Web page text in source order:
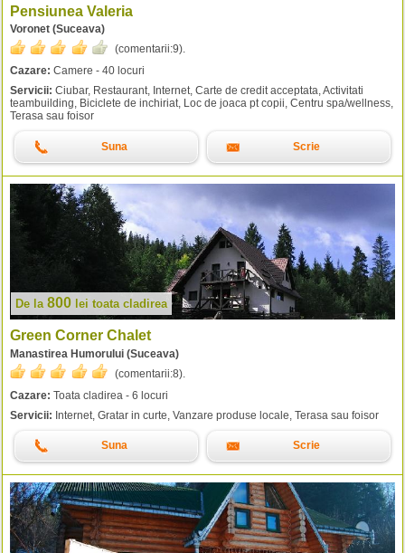
Pensiunea Valeria
Voronet (Suceava)
(comentarii:9).
Cazare: Camere - 40 locuri
Servicii: Ciubar, Restaurant, Internet, Carte de credit acceptata, Activitati
teambuilding, Biciclete de inchiriat, Loc de joaca pt copii, Centru spa/wellness,
Terasa sau foisor
Suna Scrie
De la 800 lei toata cladirea
Green Corner Chalet
Manastirea Humorului (Suceava)
(comentarii:8).
Cazare: Toata cladirea - 6 locuri
Servicii: Internet, Gratar in curte, Vanzare produse locale, Terasa sau foisor
Suna Scrie